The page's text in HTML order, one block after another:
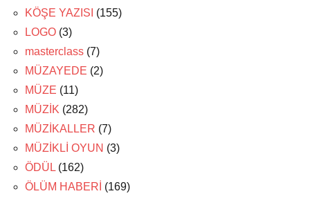
KÖŞE YAZISI (155)
LOGO (3)
masterclass (7)
MÜZAYEDE (2)
MÜZE (11)
MÜZİK (282)
MÜZİKALLER (7)
MÜZİKLİ OYUN (3)
ÖDÜL (162)
ÖLÜM HABERİ (169)